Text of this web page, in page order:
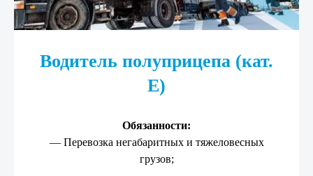
Водитель полуприцепа (кат.
Е)
Обязанности:
— Перевозка негабаритных и тяжеловесных
грузов;